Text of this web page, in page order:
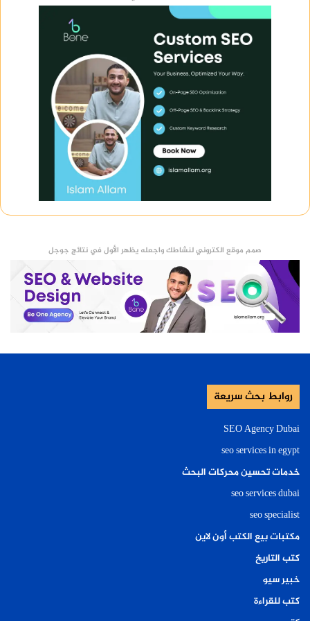
خدمات الموقع GPS
تعتمد العديد من التطبيقات على الموقع الجغرافي
لتقديم خدماتها.
ومن أشهرها:
تطبيقات التوصيل.
تطبيقات السفر.
قدرًا كبيرًا من الطاقة.
أفضل إعداد للموقع
اجعل الوصول للموقع:
“أثناء استخدام التطبيق فقط”
بدلًا من السماح للتطبيقات باستخدام الموقع طوال
الوقت.
تعرف علىأخطاء شحن الهاتف
المزامنة المستمرة للحسابات
يقوم الهاتف بمزامنة:
البريد الإلكتروني.
الصور.
الملفات.
صمم موقع الكتروني لنشاطك واجعله يظهر الأول في نتائج جوجل
روابط بحث سريعة
SEO Agency Dubai
seo services in egypt
خدمات تحسين محركات البحث
seo services dubai
seo specialist
مكتبات بيع الكتب أون لاين
كتب التاريخ
خبير سيو
كتب للقراءة